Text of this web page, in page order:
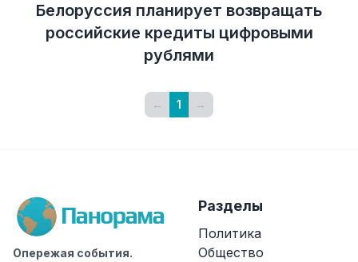
Белоруссия планирует возвращать
российские кредиты цифровыми
рублями
← 1 →
Опережая события.
Разделы
Политика
Общество